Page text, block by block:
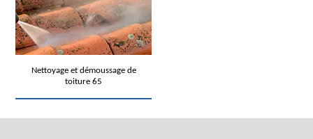
Nettoyage et démoussage de
toiture 65